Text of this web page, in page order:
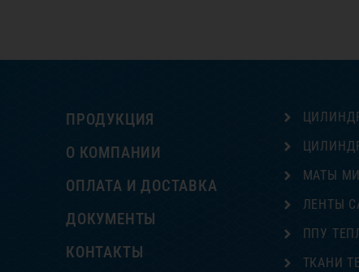
ПРОДУКЦИЯ
О КОМПАНИИ
ОПЛАТА И ДОСТАВКА
ДОКУМЕНТЫ
КОНТАКТЫ
МАТЫ
ЛЕНТЫ
ППУ
ТКАНИ